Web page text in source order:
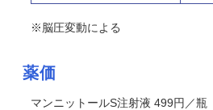
※脳圧変動による
薬価
マンニットールS注射液 499円／瓶